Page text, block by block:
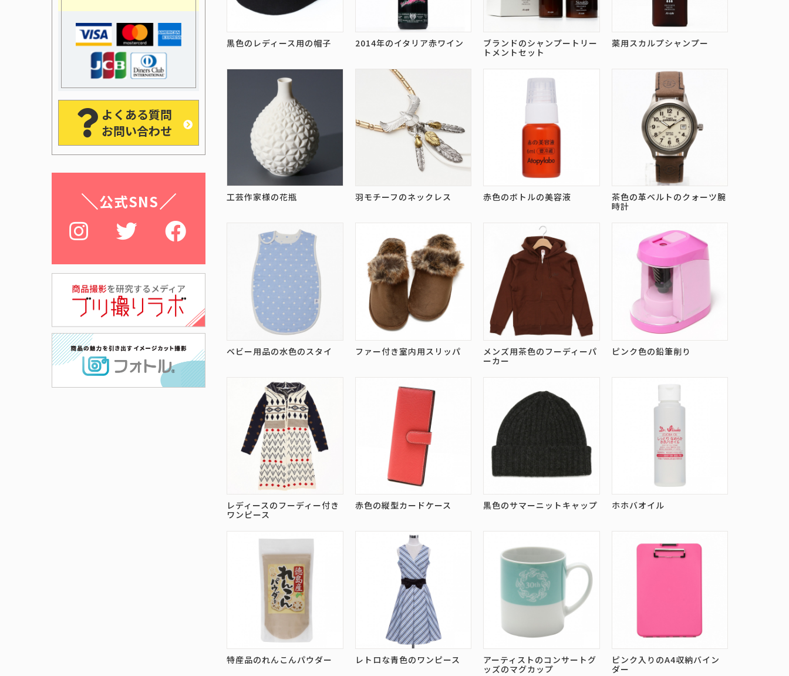
黒色のレディース用の帽子 2014年のイタリア赤ワイン
ブランドのシャンプートリー
トメントセット
薬用スカルプシャンプー
工芸作家様の花瓶 羽モチーフのネックレス 赤色のボトルの美容液
茶色の革ベルトのクォーツ腕
時計
ベビー用品の水色のスタイ ファー付き室内用スリッパ
メンズ用茶色のフーディーパ
ーカー
ピンク色の鉛筆削り
レディースのフーディー付き
ワンピース
赤色の縦型カードケース 黒色のサマーニットキャップ ホホバオイル
特産品のれんこんパウダー レトロな青色のワンピース
アーティストのコンサートグ
ッズのマグカップ
ピンク入りのA4収納バイン
ダー
よくある質問
お問い合わせ
公式SNS